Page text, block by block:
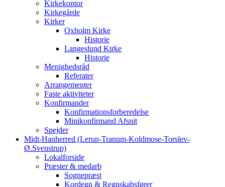
Kirkekontor
Kirkegårde
Kirker
Oxholm Kirke
Historie
Langeslund Kirke
Historie
Menighedsråd
Referater
Arrangementer
Faste aktiviteter
Konfirmander
Konfirmationsforberedelse
Minikonfirmand Afsnit
Spejder
Midt-Hanherred (Lerup-Tranum-Koldmose-Torslev-
Ø.Svenstrup)
Lokalforside
Præster & medarb
Sognepræst
Kordegn & Regnskabsfører